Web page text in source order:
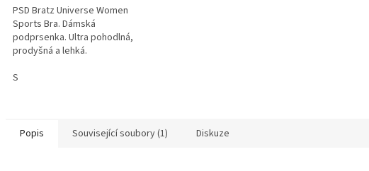
PSD Bratz Universe Women
Sports Bra. Dámská
podprsenka. Ultra pohodlná,
prodyšná a lehká.
S
Popis Související soubory (1) Diskuze